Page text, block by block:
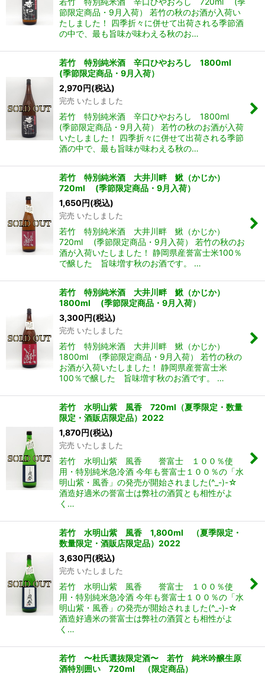
節限定商品・9月入荷） 若竹の秋のお酒が入荷い
たしました！ 四季折々に併せて出荷される季節酒
の中で、最も旨味が味わえる秋のお…
若竹 特別純米酒 辛口ひやおろし 1800ml
(季節限定商品・9月入荷）
2,970円(税込)
完売 いたしました
若竹 特別純米酒 辛口ひやおろし 1800ml
(季節限定商品・9月入荷） 若竹の秋のお酒が入荷
いたしました！ 四季折々に併せて出荷される季節
酒の中で、最も旨味が味わえる秋の…
若竹 特別純米酒 大井川畔 鰍（かじか）
720ml (季節限定商品・9月入荷）
1,650円(税込)
完売 いたしました
若竹 特別純米酒 大井川畔 鰍（かじか）
720ml (季節限定商品・9月入荷） 若竹の秋のお
酒が入荷いたしました！ 静岡県産誉富士米100％
で醸した 旨味増す秋のお酒です。 …
若竹 特別純米酒 大井川畔 鰍（かじか）
1800ml (季節限定商品・9月入荷）
3,300円(税込)
完売 いたしました
若竹 特別純米酒 大井川畔 鰍（かじか）
1800ml (季節限定商品・9月入荷） 若竹の秋の
お酒が入荷いたしました！ 静岡県産誉富士米
100％で醸した 旨味増す秋のお酒です。 …
若竹 水明山紫 風香 720ml（夏季限定・数量
限定・酒販店限定品）2022
1,870円(税込)
完売 いたしました
若竹 水明山紫 風香 誉富士 １００％使
用・特別純米急冷酒 今年も誉富士１００％の「水
明山紫・風香」の発売が開始されました(^_-)-☆
酒造好適米の誉富士は弊社の酒質とも相性がよ
く…
若竹 水明山紫 風香 1,800ml （夏季限定・
数量限定・酒販店限定品）2022
3,630円(税込)
完売 いたしました
若竹 水明山紫 風香 誉富士 １００％使
用・特別純米急冷酒 今年も誉富士１００％の「水
明山紫・風香」の発売が開始されました(^_-)-☆
酒造好適米の誉富士は弊社の酒質とも相性がよ
く…
若竹 〜杜氏選抜限定酒〜 若竹 純米吟醸生原
酒特別囲い 720ml （限定商品）